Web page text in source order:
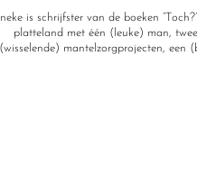
is schrijfster van de boeken
platteland met één (leuke) man,
(wisselende) mantelzorgprojecten, een